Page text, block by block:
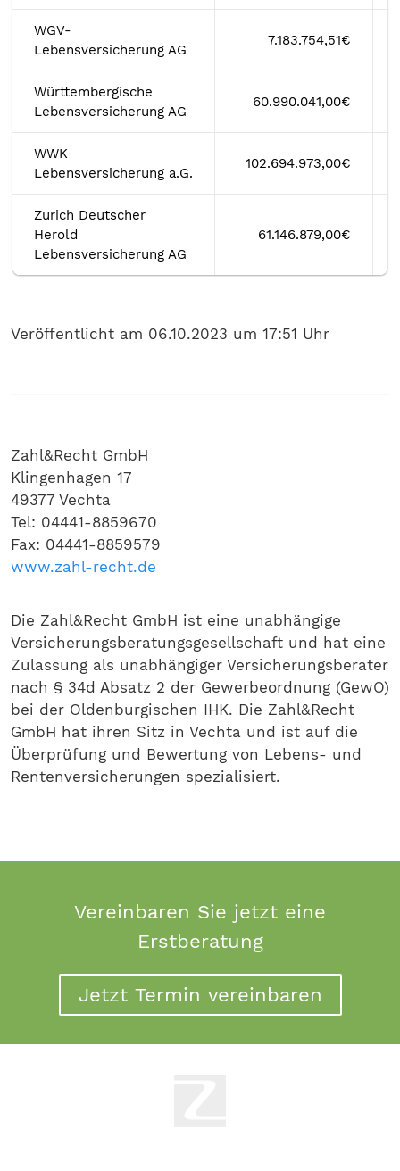
WGV-
Lebensversicherung AG
7.183.754,51€
Württembergische
Lebensversicherung AG
60.990.041,00€
WWK
Lebensversicherung a.G.
102.694.973,00€
Zurich Deutscher
Herold
Lebensversicherung AG
61.146.879,00€
Veröffentlicht am 06.10.2023 um 17:51 Uhr
Zahl&Recht GmbH
Klingenhagen 17
49377 Vechta
Tel: 04441-8859670
Fax: 04441-8859579
www.zahl-recht.de
Die Zahl&Recht GmbH ist eine unabhängige
Versicherungsberatungsgesellschaft und hat eine
Zulassung als unabhängiger Versicherungsberater
nach § 34d Absatz 2 der Gewerbeordnung (GewO)
bei der Oldenburgischen IHK. Die Zahl&Recht
GmbH hat ihren Sitz in Vechta und ist auf die
Überprüfung und Bewertung von Lebens- und
Rentenversicherungen spezialisiert.
Vereinbaren Sie jetzt eine
Erstberatung
Jetzt Termin vereinbaren